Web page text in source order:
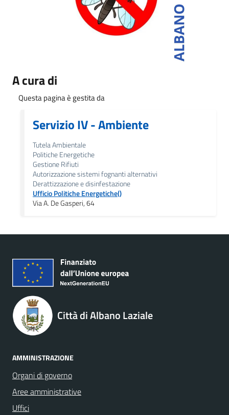
A cura di
Questa pagina è gestita da
Servizio IV - Ambiente
Tutela Ambientale
Politiche Energetiche
Gestione Rifiuti
Autorizzazione sistemi fognanti alternativi
Derattizzazione e disinfestazione
Ufficio Politiche Energetiche()
Via A. De Gasperi, 64
Città di Albano Laziale
AMMINISTRAZIONE
Organi di governo
Aree amministrative
Uffici